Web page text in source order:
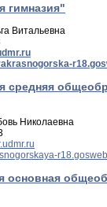
гимназия"
Витальевна
средняя
Николаевна
основная